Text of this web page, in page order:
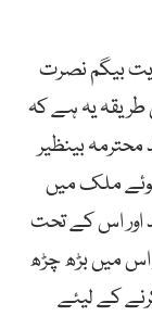
بیگم نصرت
یہ ہے کہ
محترمہ بینظیر
ملک میں
اور اس کے تحت
اس میں بڑھ چڑھ
کے لیئے